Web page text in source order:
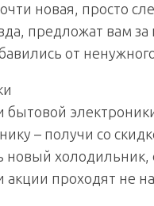
новая, просто
предложат вам
от
бытовой
– получи со
новый
проходят не